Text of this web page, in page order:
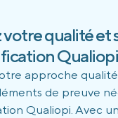
qualité et
Qualiopi
approche
de preuve
Qualiopi. Avec